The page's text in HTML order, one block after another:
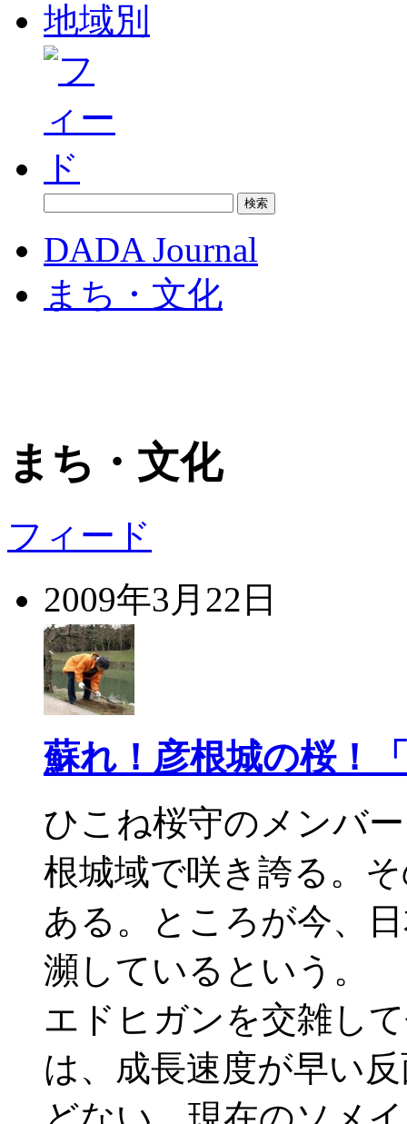
地域別
DADA Journal
まち・文化
まち・文化
フィード
2009年3月22日
蘇れ！彦根城の桜！
ひこね桜守のメンバ
根城域で咲き誇る。
ある。ところが今、
瀕しているという。
エドヒガンを交雑し
は、成長速度が早い